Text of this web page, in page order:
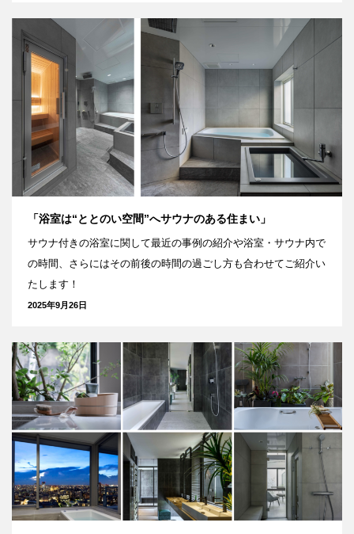
「浴室は“ととのい空間”へサウナのある住まい」
サウナ付きの浴室に関して最近の事例の紹介や浴室・サウナ内で
の時間、さらにはその前後の時間の過ごし方も合わせてご紹介い
たします！
2025年9月26日